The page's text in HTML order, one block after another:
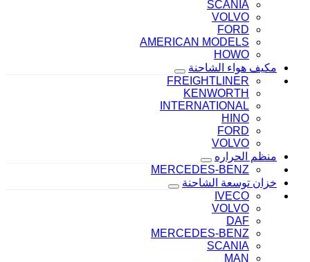
SCANIA
VOLVO
FORD
AMERICAN MODELS
HOWO
مكيف هواء الشاحنة
FREIGHTLINER
KENWORTH
INTERNATIONAL
HINO
FORD
VOLVO
منظم الحراره
MERCEDES-BENZ
خزان توسعة الشاحنة
IVECO
VOLVO
DAF
MERCEDES-BENZ
SCANIA
MAN